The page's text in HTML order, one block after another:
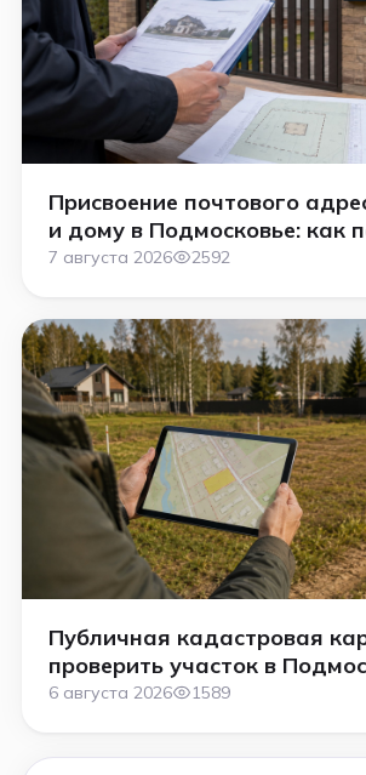
Присвоение почтового
и дому в Подмосковье: как
2026 году
7 августа 2026 2592
Публичная кадастровая
проверить участок в
6 августа 2026 1589